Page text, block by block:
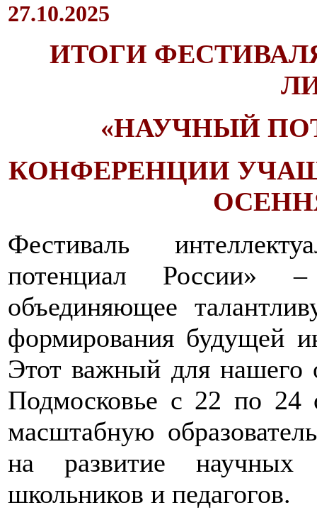
27.10.2025
ИТОГИ
«НАУЧНЫЙ
КОНФЕРЕНЦИИ
Фестиваль
потенциал России»
объединяющее
формирования будущей
Этот важный для нашего
Подмосковье с 22 по 24
масштабную
на развитие научных
школьников и педагогов.